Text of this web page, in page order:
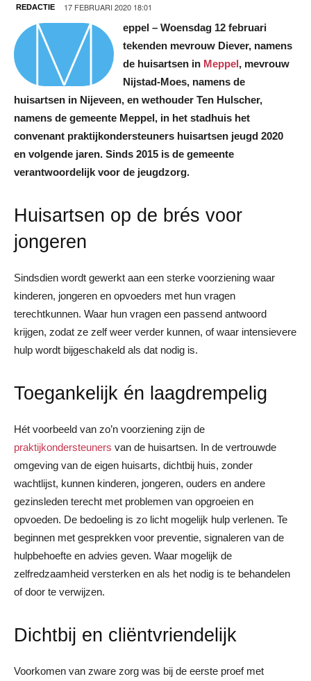
REDACTIE 17 FEBRUARI 2020 18:01
M
eppel – Woensdag 12 februari
tekenden mevrouw Diever, namens
de huisartsen in Meppel, mevrouw
Nijstad-Moes, namens de
huisartsen in Nijeveen, en wethouder Ten Hulscher,
namens de gemeente Meppel, in het stadhuis het
convenant praktijkondersteuners huisartsen jeugd 2020
en volgende jaren. Sinds 2015 is de gemeente
verantwoordelijk voor de jeugdzorg.
Huisartsen op de brés voor
jongeren
Sindsdien wordt gewerkt aan een sterke voorziening waar
kinderen, jongeren en opvoeders met hun vragen
terechtkunnen. Waar hun vragen een passend antwoord
krijgen, zodat ze zelf weer verder kunnen, of waar intensievere
hulp wordt bijgeschakeld als dat nodig is.
Toegankelijk én laagdrempelig
Hét voorbeeld van zo’n voorziening zijn de
praktijkondersteuners van de huisartsen. In de vertrouwde
omgeving van de eigen huisarts, dichtbij huis, zonder
wachtlijst, kunnen kinderen, jongeren, ouders en andere
gezinsleden terecht met problemen van opgroeien en
opvoeden. De bedoeling is zo licht mogelijk hulp verlenen. Te
beginnen met gesprekken voor preventie, signaleren van de
hulpbehoefte en advies geven. Waar mogelijk de
zelfredzaamheid versterken en als het nodig is te behandelen
of door te verwijzen.
Dichtbij en cliëntvriendelijk
Voorkomen van zware zorg was bij de eerste proef met